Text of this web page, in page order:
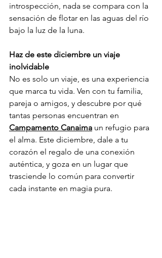
introspección, nada se compara con la
sensación de flotar en las aguas del río
bajo la luz de la luna.
Haz de este diciembre un viaje
inolvidable
No es solo un viaje, es una experiencia
que marca tu vida. Ven con tu familia,
pareja o amigos, y descubre por qué
tantas personas encuentran en
Campamento Canaima un refugio para
el alma. Este diciembre, dale a tu
corazón el regalo de una conexión
auténtica, y goza en un lugar que
trasciende lo común para convertir
cada instante en magia pura.